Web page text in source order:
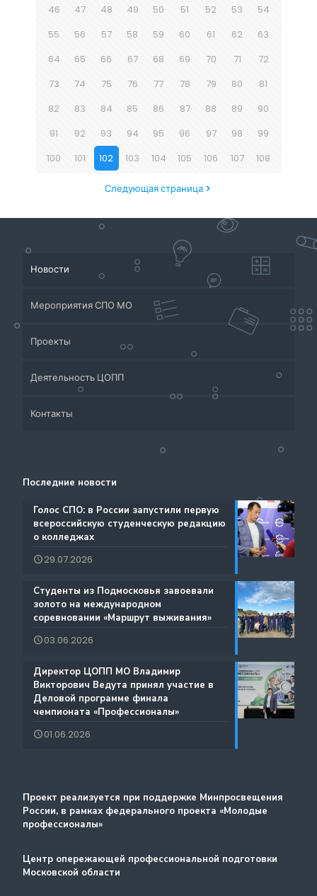
46
47 48 49 50 51 52 53
54
55
56 57 58 59 60 61 62
63
64
65 66 67 68 69 70 71
72
73
74 75 76 77 78 79 80
81
82
83 84 85 86 87 88 89
90
91
92 93 94 95 96 97 98
99
100
101 102 103 104 105 106 107 108
Следующая страница
Новости
Мероприятия СПО МО
Проекты
Приёмная кампания
Система СПО Московской области
Аналитический отдел содействия трудоустройству
Каталог образовательных программ
Международная деятельность
Региональный проект по Профориентации
Дополнительные образовательные услуги
Методический портал
Деятельность ЦОПП
Банк партнеров
Центр содействия занятости учащейся молодежи и
Документы
Истории Успеха
Благодарности
Фестиваль профессий «Путь навыков»
Атлас доступных профессий для лиц с
интеллектуальными нарушениями
Контакты
Ресурсы ЦОПП МО
Последние новости
️Голос СПО: в России запустили первую
всероссийскую студенческую редакцию
о колледжах
29.07.2026
️Студенты из Подмосковья завоевали
золото на международном
соревновании «Маршрут выживания»
03.06.2026
️Директор ЦОПП МО Владимир
Викторович Ведута принял участие в
Деловой программе финала
чемпионата «Профессионалы»
01.06.2026
Проект реализуется при поддержке Минпросвещения
России, в рамках федерального проекта «Молодые
профессионалы»
Центр опережающей профессиональной подготовки
Московской области